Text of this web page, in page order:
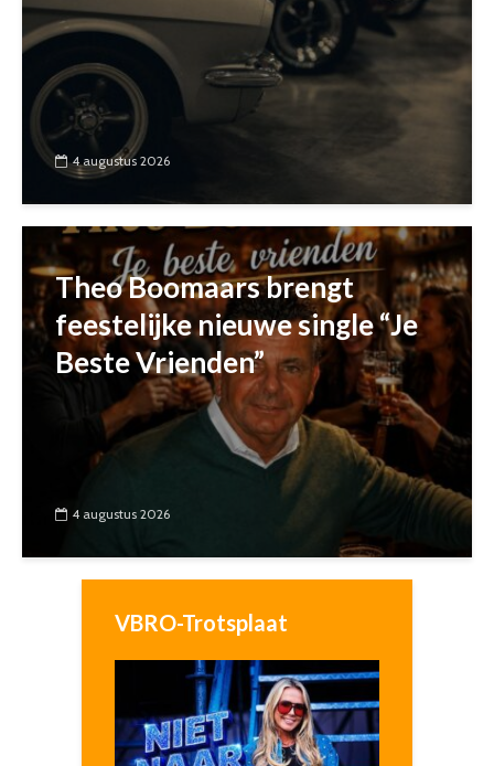
4 augustus 2026
Theo Boomaars brengt
feestelijke nieuwe single “Je
Beste Vrienden”
4 augustus 2026
VBRO-Trotsplaat